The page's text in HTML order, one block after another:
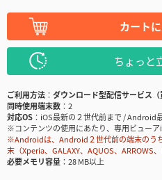
カート
ちょっと
ご利用方法
ダウンロード型配信サービス（
同時使用端末数
2
対応OS
iOS最新の２世代前まで / Android
※コンテンツの使用にあたり、専用ビュー
※Androidは、Android２世代前の端末のう
末（Xperia、GALAXY、AQUOS、ARROWS
必要メモリ容量
28 MB以上